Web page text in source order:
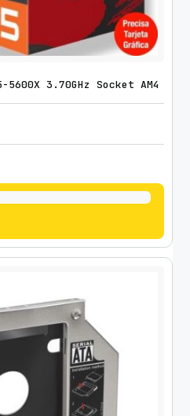
5600X 3.70GHz Socket AM4